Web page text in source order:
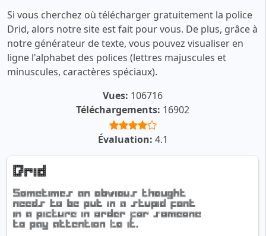
Si vous cherchez où télécharger gratuitement la police
Drid, alors notre site est fait pour vous. De plus, grâce à
notre générateur de texte, vous pouvez visualiser en
ligne l'alphabet des polices (lettres majuscules et
minuscules, caractères spéciaux).
Vues: 106716
Téléchargements: 16902
Évaluation: 4.1